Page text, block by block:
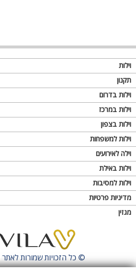
וילות
תקנון
וילות בדרום
וילות במרכז
וילות בצפון
וילות למשפחות
וילה לאירועים
וילות באילת
וילות למסיבות
מדיניות פרטיות
מגזין
© כל הזכויות שמורות לאתר